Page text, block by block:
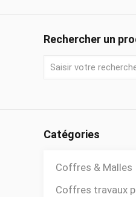
Rechercher un
Catégories
Coffres & Malles
Coffres de
Coffres travaux